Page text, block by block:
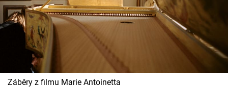
Přihlášení
Sledujte nás
Záběry z filmu Marie Antoinetta